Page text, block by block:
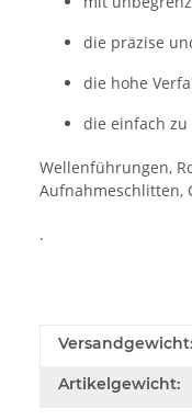
die präzise
die hohe
die einfach
Wellenführungen,
Aufnahmeschlitten,
.
Versandgewicht:
Artikelgewicht: